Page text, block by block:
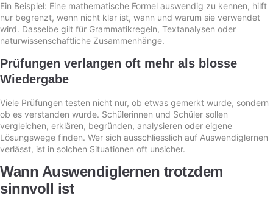
Ein Beispiel: Eine mathematische Formel auswendig zu kennen, hilft
nur begrenzt, wenn nicht klar ist, wann und warum sie verwendet
wird. Dasselbe gilt für Grammatikregeln, Textanalysen oder
naturwissenschaftliche Zusammenhänge.
Prüfungen verlangen oft mehr als blosse
Wiedergabe
Viele Prüfungen testen nicht nur, ob etwas gemerkt wurde, sondern
ob es verstanden wurde. Schülerinnen und Schüler sollen
vergleichen, erklären, begründen, analysieren oder eigene
Lösungswege finden. Wer sich ausschliesslich auf Auswendiglernen
verlässt, ist in solchen Situationen oft unsicher.
Wann Auswendiglernen trotzdem
sinnvoll ist